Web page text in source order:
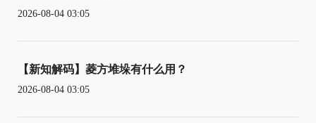
2026-08-04 03:05
【新知解码】菱方堆垛有什么用？
2026-08-04 03:05